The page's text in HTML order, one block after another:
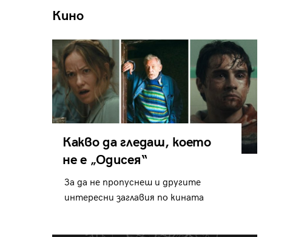
Кино
Какво да гледаш, което
не е „Одисея“
За да не пропуснеш и другите
интересни заглавия по кината